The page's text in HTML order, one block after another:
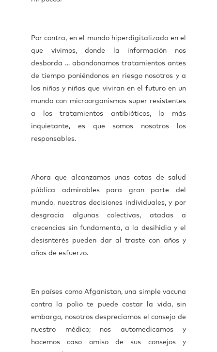
Por contra, en el mundo hiperdigitalizado en el
que vivimos, donde la información nos
desborda … abandonamos tratamientos antes
de tiempo poniéndonos en riesgo nosotros y a
los niños y niñas que viviran en el futuro en un
mundo con microorganismos super resistentes
a los tratamientos antibióticos, lo más
inquietante, es que somos nosotros los
responsables.
Ahora que alcanzamos unas cotas de salud
pública admirables para gran parte del
mundo, nuestras decisiones individuales, y por
desgracia algunas colectivas, atadas a
crecencias sin fundamenta, a la desihidia y el
desisnterés pueden dar al traste con años y
años de esfuerzo.
En países como Afganistan, una simple vacuna
contra la polio te puede costar la vida, sin
embargo, nosotros despreciamos el consejo de
nuestro médico; nos automedicamos y
hacemos caso omiso de sus consejos y